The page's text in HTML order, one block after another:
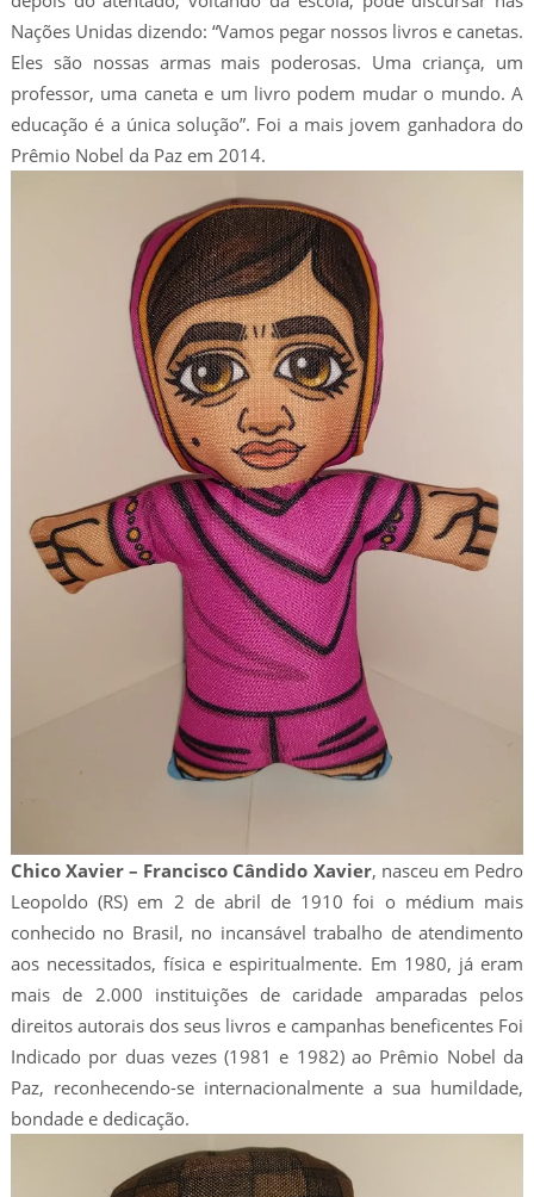
Nações Unidas dizendo: “Vamos pegar nossos livros e canetas.
Eles são nossas armas mais poderosas. Uma criança, um
professor, uma caneta e um livro podem mudar o mundo. A
educação é a única solução”. Foi a mais jovem ganhadora do
Prêmio Nobel da Paz em 2014.
Chico Xavier – Francisco Cândido Xavier, nasceu em Pedro
Leopoldo (RS) em 2 de abril de 1910 foi o médium mais
conhecido no Brasil, no incansável trabalho de atendimento
aos necessitados, física e espiritualmente. Em 1980, já eram
mais de 2.000 instituições de caridade amparadas pelos
direitos autorais dos seus livros e campanhas beneficentes Foi
Indicado por duas vezes (1981 e 1982) ao Prêmio Nobel da
Paz, reconhecendo-se internacionalmente a sua humildade,
bondade e dedicação.